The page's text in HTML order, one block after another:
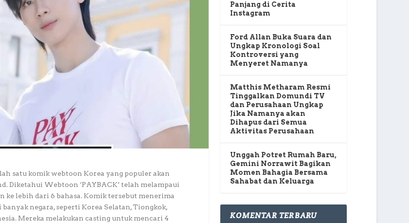
satu komik webtoon Korea yang populer akan
Diketahui Webtoon ‘PAYBACK’ telah melampaui
ke lebih dari 6 bahasa. Komik tersebut menerima
negara, seperti Korea Selatan, Tiongkok,
Mereka melakukan casting untuk mencari 4
Panjang di Cerita
Instagram
Ford Allan Buka Suara dan
Ungkap Kronologi Soal
Kontroversi yang
Menyeret Namanya
Matthis Metharam Resmi
Tinggalkan Domundi TV
dan Perusahaan Ungkap
Jika Namanya akan
Dihapus dari Semua
Aktivitas Perusahaan
Unggah Potret Rumah Baru,
Gemini Norrawit Bagikan
Momen Bahagia Bersama
Sahabat dan Keluarga
KOMENTAR TERBARU